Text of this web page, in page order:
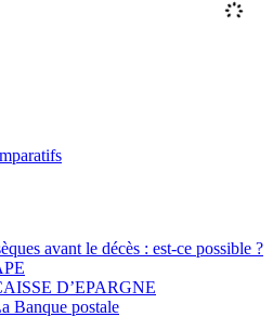
avant le décès : est-ce possible ?
D’EPARGNE
Banque postale